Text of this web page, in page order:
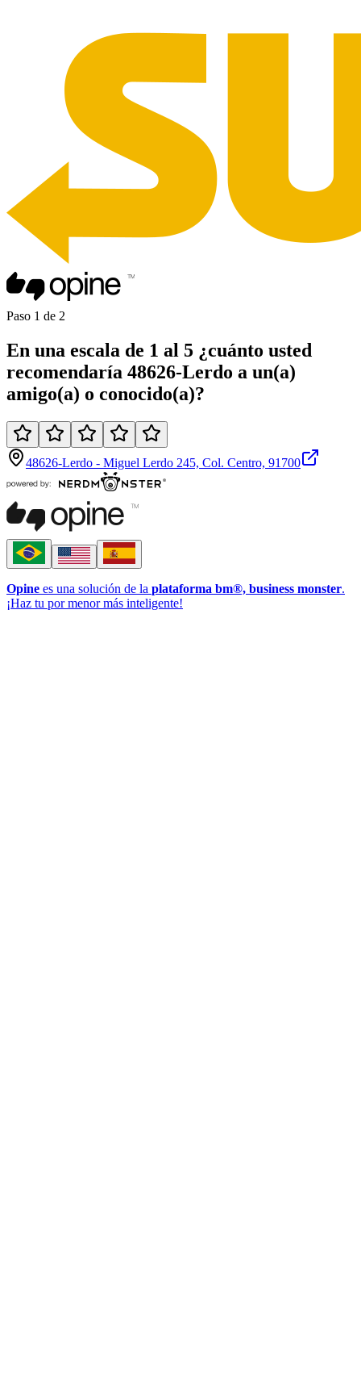
Paso 1 de 2
En una escala de 1 al 5 ¿cuánto usted
recomendaría 48626-Lerdo a un(a)
amigo(a) o conocido(a)?
48626-Lerdo - Miguel Lerdo 245, Col. Centro, 91700
Opine es una solución de la plataforma bm®, business monster.
¡Haz tu por menor más inteligente!